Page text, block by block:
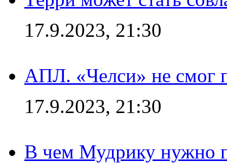
17.9.2023, 21:30
АПЛ. «Челси» не смог
17.9.2023, 21:30
В чем Мудрику нужно